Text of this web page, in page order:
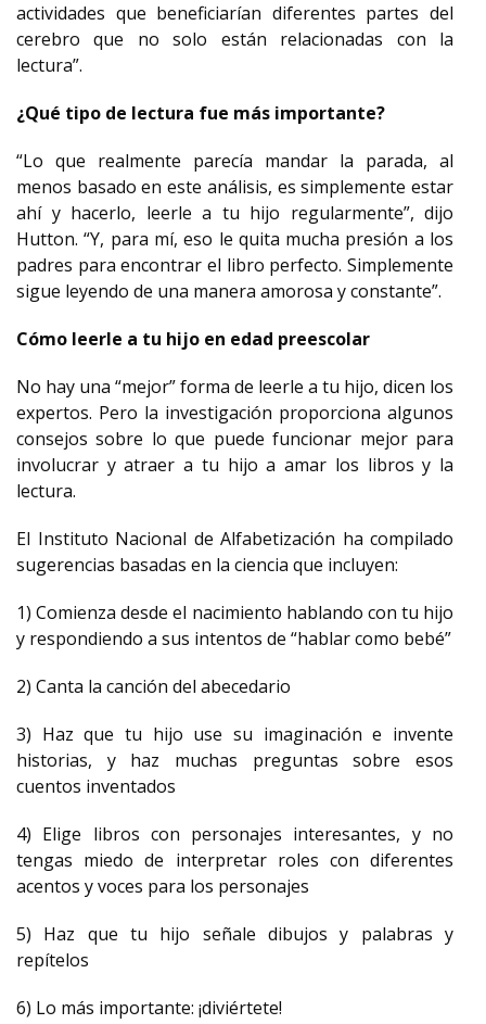
actividades que beneficiarían diferentes partes del
cerebro que no solo están relacionadas con la
lectura”.
¿Qué tipo de lectura fue más importante?
“Lo que realmente parecía mandar la parada, al
menos basado en este análisis, es simplemente estar
ahí y hacerlo, leerle a tu hijo regularmente”, dijo
Hutton. “Y, para mí, eso le quita mucha presión a los
padres para encontrar el libro perfecto. Simplemente
sigue leyendo de una manera amorosa y constante”.
Cómo leerle a tu hijo en edad preescolar
No hay una “mejor” forma de leerle a tu hijo, dicen los
expertos. Pero la investigación proporciona algunos
consejos sobre lo que puede funcionar mejor para
involucrar y atraer a tu hijo a amar los libros y la
lectura.
El Instituto Nacional de Alfabetización ha compilado
sugerencias basadas en la ciencia que incluyen:
1) Comienza desde el nacimiento hablando con tu hijo
y respondiendo a sus intentos de “hablar como bebé”
2) Canta la canción del abecedario
3) Haz que tu hijo use su imaginación e invente
historias, y haz muchas preguntas sobre esos
cuentos inventados
4) Elige libros con personajes interesantes, y no
tengas miedo de interpretar roles con diferentes
acentos y voces para los personajes
5) Haz que tu hijo señale dibujos y palabras y
repítelos
6) Lo más importante: ¡diviértete!